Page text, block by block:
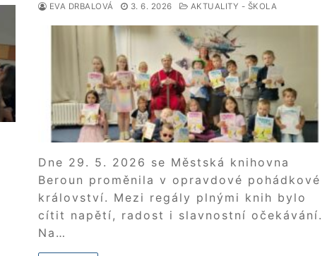
EVA DRBALOVÁ 3. 6. 2026 AKTUALITY - ŠKOLA
Dne 29. 5. 2026 se Městská knihovna
Beroun proměnila v opravdové pohádkové
království. Mezi regály plnými knih bylo
cítit napětí, radost i slavnostní očekávání.
Na…